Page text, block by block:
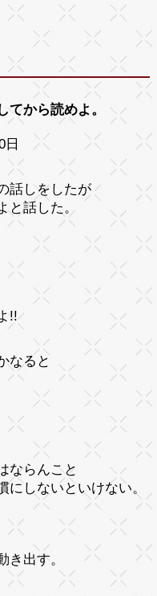
てから読めよ。
日
話しをしたが
と話した。
!!
なると
ならんこと
しないといけない。
き出す。